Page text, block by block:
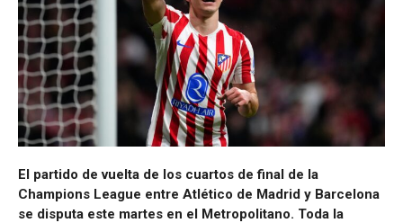
El partido de vuelta de los cuartos de final de la
Champions League entre Atlético de Madrid y Barcelona
se disputa este martes en el Metropolitano. Toda la